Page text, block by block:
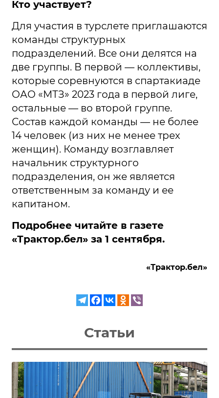
Кто участвует?
Для участия в турслете приглашаются
команды структурных
подразделений. Все они делятся на
две группы. В первой — коллективы,
которые соревнуются в спартакиаде
ОАО «МТЗ» 2023 года в первой лиге,
остальные — во второй группе.
Состав каждой команды — не более
14 человек (из них не менее трех
женщин). Команду возглавляет
начальник структурного
подразделения, он же является
ответственным за команду и ее
капитаном.
Подробнее читайте в газете
«Трактор.бел» за 1 сентября.
«Трактор.бел»
Статьи